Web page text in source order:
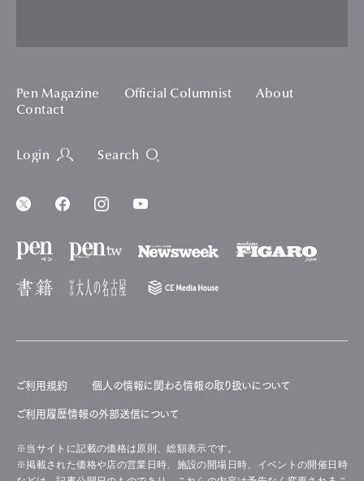
Pen Magazine Official Columnist
About
Contact
Login Search
ご利用規約 個人の情報に関わる情報の取り扱いについて
ご利用履歴情報の外部送信について
※当サイトに記載の価格は原則、総額表示です。
※掲載された価格や店の営業日時、施設の開場日時、イベントの開催日時